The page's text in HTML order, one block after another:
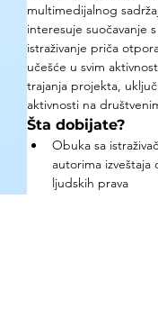
multimedijalnog
interesuje suočavanje
istraživanje priča
učešće u svim
trajanja projekta,
aktivnosti na
Šta dobijate?
Obuka sa
autorima izveštaja
ljudskih prava